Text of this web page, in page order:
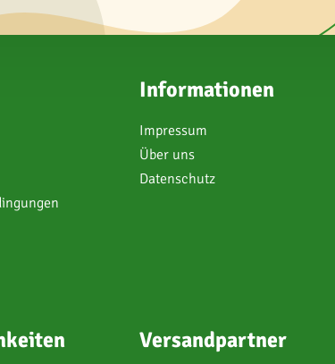
Informationen
Impressum
Über uns
Datenschutz
Versandpartner